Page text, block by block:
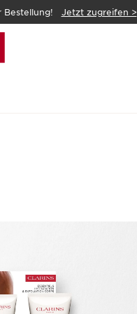
Jetzt zugreifen >